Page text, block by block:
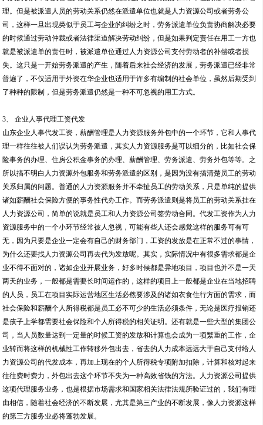
理。但是被派遣人员的劳动关系仍然在派遣单位也就是人力资源公司或者劳务公
司，这样一旦出现类似于员工与企业的纠纷之时，劳务派遣单位负责协商解决必要
的时候通过劳动仲裁或者法律渠道解决劳动纠纷，但是如果判定责任在用工一方也
就是被派遣单的责任时，被派遣单位通过人力资源公司支付劳动者的补偿或者损
失。这只是一开始劳务派遣的产生，随着后来社会经济的发展，劳务派遣已经非常
普遍了，不仅适用于外资在华企业也适用于许多有编制的社会单位，虽然后期受到
了种种的限制，但是劳务派遣仍然是一种不可忽视的用工方式。
3、 企业人事代理工资代发
山东企业人事代发工资，薪酬管理是人力资源服务外包中的一个环节，它和人事代
理一样往往被人们误认为劳务派遣，其实人力资源服务是可以细分的，比如社会保
险事务的办理、住房公积金事务的办理、薪酬管理、劳务派遣、劳务外包等等。之
所以搞不明白人力资源外包服务和劳务派遣的区别，是因为没有搞清楚员工的劳动
关系归属的问题。普通的人力资源服务并不牵扯员工的劳动关系，只是单纯的提供
诸如薪酬社会保险方便的事务性代办工作。而劳务派遣则是将员工的劳动关系挂在
人力资源公司，简单的说就是员工和人力资源公司签劳动合同。代发工资作为人力
资源服务中的一个小环节经常被人忽视，可能有些人还会感觉这样的服务可有可
无，因为只要是企业一定会有自己的财务部门，工资的发放是在正常不过的事情，
为什么还要找人力资源公司再去代为发放呢。其实，实际情况中有很多需求都是企
业不得不面对的，诸如企业开展业务，好多时候都是异地项目，项目也并不是一天
两天的业务，一般都是需要长时间运作的，这样的项目上一般都是企业在当地招聘
的人员，员工在项目实际运营地区生活必然要涉及的诸如衣食住行方面的需求，而
社会保险和薪酬个人所得税都是员工必不可少的生活必须条件，无论是医疗报销还
是孩子上学都需要社会保险和个人所得税的相关证明。还有就是一些大型的集团公
司，当人员数量达到一定量的时候工资的发放和计算也会成为一项繁重的工作，企
业转而将这样的机械性工作转移外包出去，省去的人力成本远远大于自己支付给人
力资源公司的代发成本，再加上现在的个人所得税专项附加扣除，计算和核对起来
往往费时费力，外包出去这个环节不失为一种高效省钱的方法。人力资源公司提供
这项代理服务业务，也是根据市场需求和国家相关法律法规所验证过的，我们有理
由相信，随着社会经济的不断发展，尤其是第三产业的不断发展，像人力资源这样
的第三方服务业必将蓬勃发展。